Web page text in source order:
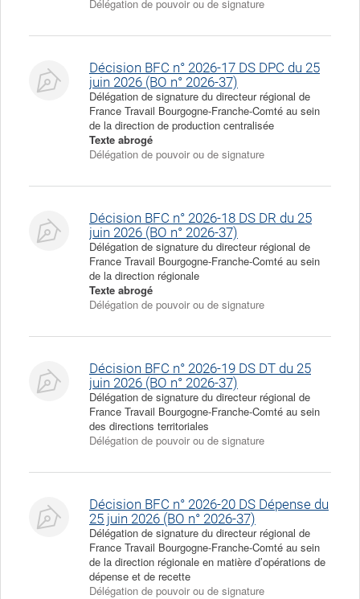
Délégation de pouvoir ou de signature
Décision BFC n° 2026-17 DS DPC du 25
juin 2026 (BO n° 2026-37)
Délégation de signature du directeur régional de
France Travail Bourgogne-Franche-Comté au sein
de la direction de production centralisée
Texte abrogé
Délégation de pouvoir ou de signature
Décision BFC n° 2026-18 DS DR du 25
juin 2026 (BO n° 2026-37)
Délégation de signature du directeur régional de
France Travail Bourgogne-Franche-Comté au sein
de la direction régionale
Texte abrogé
Délégation de pouvoir ou de signature
Décision BFC n° 2026-19 DS DT du 25
juin 2026 (BO n° 2026-37)
Délégation de signature du directeur régional de
France Travail Bourgogne-Franche-Comté au sein
des directions territoriales
Délégation de pouvoir ou de signature
Décision BFC n° 2026-20 DS Dépense du
25 juin 2026 (BO n° 2026-37)
Délégation de signature du directeur régional de
France Travail Bourgogne-Franche-Comté au sein
de la direction régionale en matière d’opérations de
dépense et de recette
Délégation de pouvoir ou de signature